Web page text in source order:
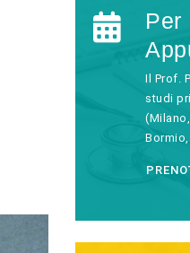
Per
Il Prof.
studi